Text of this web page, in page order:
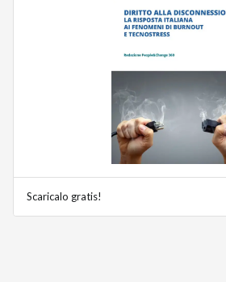
Scaricalo gratis!